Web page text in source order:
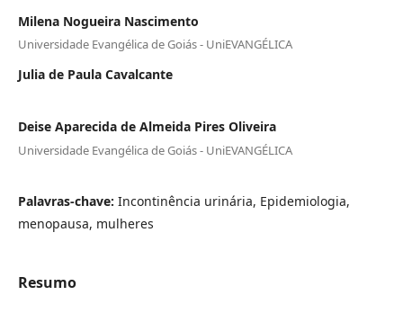
Milena Nogueira Nascimento
Universidade Evangélica de Goiás - UniEVANGÉLICA
Julia de Paula Cavalcante
Deise Aparecida de Almeida Pires Oliveira
Universidade Evangélica de Goiás - UniEVANGÉLICA
Palavras-chave: Incontinência urinária, Epidemiologia,
menopausa, mulheres
Resumo